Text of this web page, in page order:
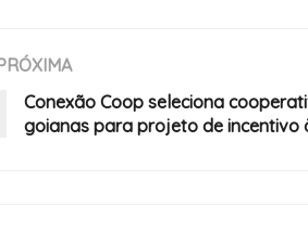
Conexão Coop seleciona
goianas para projeto de incentivo